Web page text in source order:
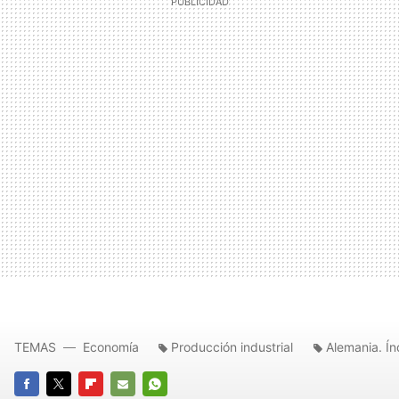
TEMAS Economía Producción industrial Alemania.